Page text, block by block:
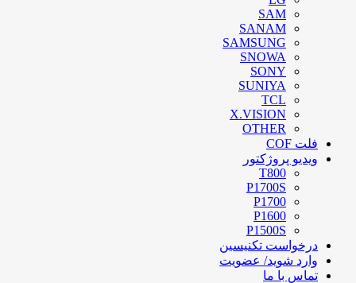
SAM
SANAM
SAMSUNG
SNOWA
SONY
SUNIYA
TCL
X.VISION
OTHER
فلت COF
ویدیو پروژکتور
T800
P1700S
P1700
P1600
P1500S
درخواست تکنیسین
وارد شوید/ عضویت
تماس با ما